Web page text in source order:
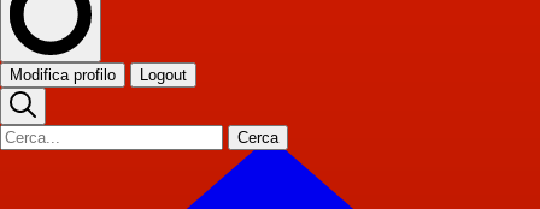
Modifica profilo Logout
Cerca